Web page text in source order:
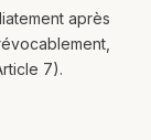
après
7).